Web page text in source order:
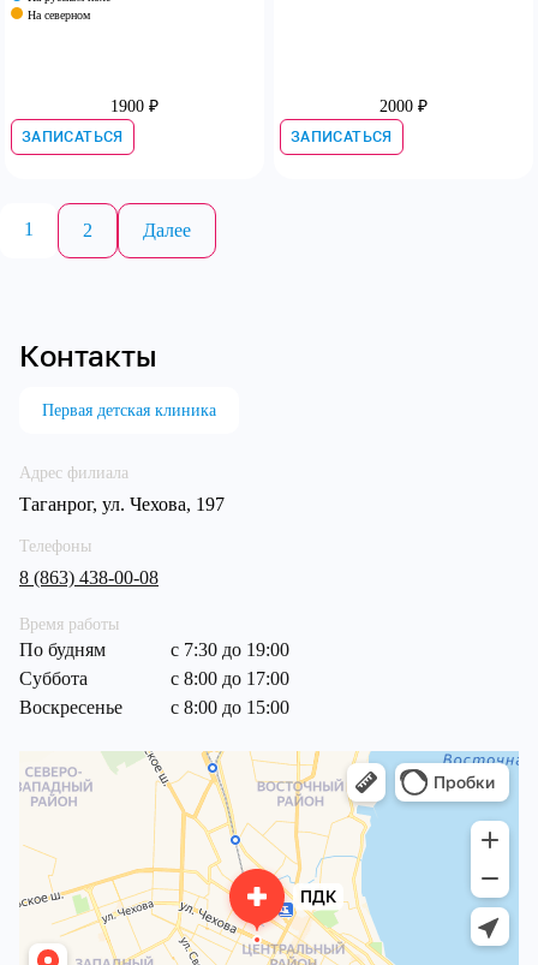
На северном
1900 ₽
ЗАПИСАТЬСЯ
2000 ₽
ЗАПИСАТЬСЯ
Пагинация
записей
1 2 Далее
Контакты
Первая детская клиника
Адрес филиала
Таганрог, ул. Чехова, 197
Телефоны
8 (863) 438-00-08
Время работы
По будням
с 7:30 до 19:00
Суббота
с 8:00 до 17:00
Воскресенье
c 8:00 до 15:00